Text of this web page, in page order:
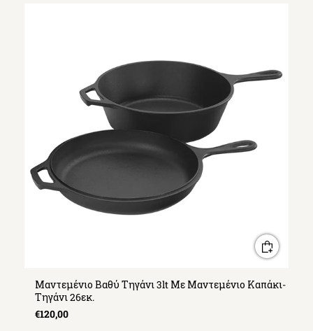
Μαντεμένιο Βαθύ Τηγάνι 3lt Με Μαντεμένιο Καπάκι-
Τηγάνι 26εκ.
€120,00